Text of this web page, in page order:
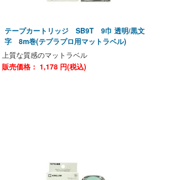
テープカートリッジ SB9T 9巾 透明/黒文
字 8m巻(テプラプロ用マットラベル)
上質な質感のマットラベル
販売価格： 1,178 円(税込)